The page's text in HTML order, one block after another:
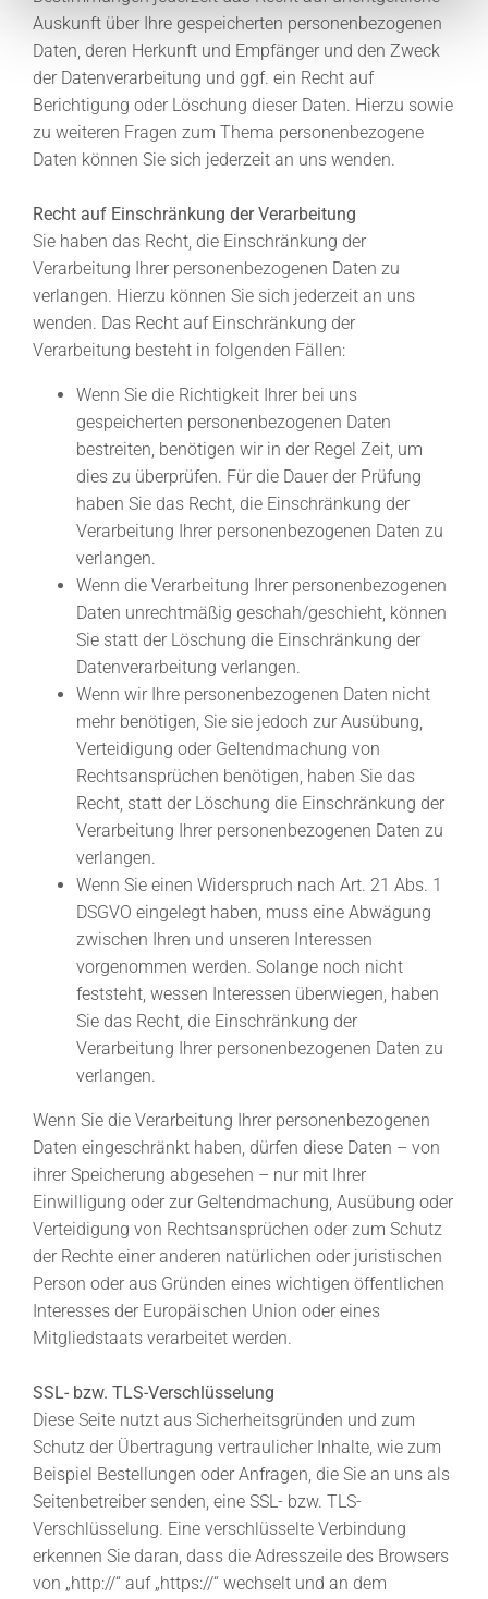
Auskunft über Ihre gespeicherten personenbezogenen
Daten, deren Herkunft und Empfänger und den Zweck
der Datenverarbeitung und ggf. ein Recht auf
Berichtigung oder Löschung dieser Daten. Hierzu sowie
zu weiteren Fragen zum Thema personenbezogene
Daten können Sie sich jederzeit an uns wenden.
Recht auf Einschränkung der Verarbeitung
Sie haben das Recht, die Einschränkung der
Verarbeitung Ihrer personenbezogenen Daten zu
verlangen. Hierzu können Sie sich jederzeit an uns
wenden. Das Recht auf Einschränkung der
Verarbeitung besteht in folgenden Fällen:
Wenn Sie die Richtigkeit Ihrer bei uns
gespeicherten personenbezogenen Daten
bestreiten, benötigen wir in der Regel Zeit, um
dies zu überprüfen. Für die Dauer der Prüfung
haben Sie das Recht, die Einschränkung der
Verarbeitung Ihrer personenbezogenen Daten zu
verlangen.
Wenn die Verarbeitung Ihrer personenbezogenen
Daten unrechtmäßig geschah/geschieht, können
Sie statt der Löschung die Einschränkung der
Datenverarbeitung verlangen.
Wenn wir Ihre personenbezogenen Daten nicht
mehr benötigen, Sie sie jedoch zur Ausübung,
Verteidigung oder Geltendmachung von
Rechtsansprüchen benötigen, haben Sie das
Recht, statt der Löschung die Einschränkung der
Verarbeitung Ihrer personenbezogenen Daten zu
verlangen.
Wenn Sie einen Widerspruch nach Art. 21 Abs. 1
DSGVO eingelegt haben, muss eine Abwägung
zwischen Ihren und unseren Interessen
vorgenommen werden. Solange noch nicht
feststeht, wessen Interessen überwiegen, haben
Sie das Recht, die Einschränkung der
Verarbeitung Ihrer personenbezogenen Daten zu
verlangen.
Wenn Sie die Verarbeitung Ihrer personenbezogenen
Daten eingeschränkt haben, dürfen diese Daten – von
ihrer Speicherung abgesehen – nur mit Ihrer
Einwilligung oder zur Geltendmachung, Ausübung oder
Verteidigung von Rechtsansprüchen oder zum Schutz
der Rechte einer anderen natürlichen oder juristischen
Person oder aus Gründen eines wichtigen öffentlichen
Interesses der Europäischen Union oder eines
Mitgliedstaats verarbeitet werden.
SSL- bzw. TLS-Verschlüsselung
Diese Seite nutzt aus Sicherheitsgründen und zum
Schutz der Übertragung vertraulicher Inhalte, wie zum
Beispiel Bestellungen oder Anfragen, die Sie an uns als
Seitenbetreiber senden, eine SSL- bzw. TLS-
Verschlüsselung. Eine verschlüsselte Verbindung
erkennen Sie daran, dass die Adresszeile des Browsers
von „http://“ auf „https://“ wechselt und an dem